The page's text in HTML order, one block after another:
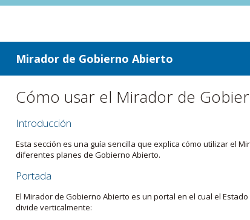
ir a contenido
ir al menú
Mirador de Gobierno Abierto
Cómo usar el Mirador de
Introducción
Esta sección es una guía sencilla que explica cómo utilizar el
diferentes planes de Gobierno Abierto.
Portada
El Mirador de Gobierno Abierto es un portal en el cual el
divide verticalmente: